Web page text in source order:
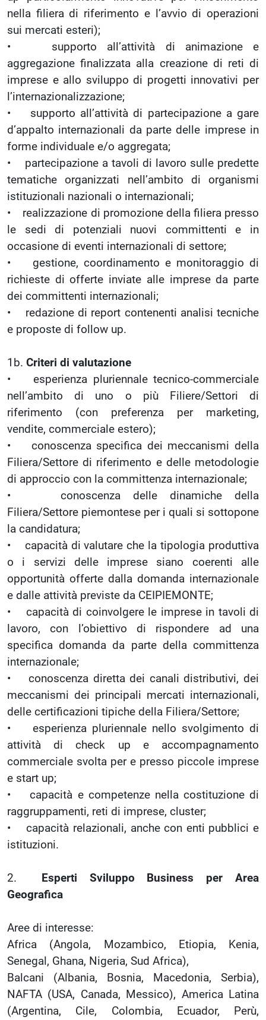
nella filiera di riferimento e l’avvio di operazioni
sui mercati esteri);
• supporto all’attività di animazione e
aggregazione finalizzata alla creazione di reti di
imprese e allo sviluppo di progetti innovativi per
l’internazionalizzazione;
• supporto all’attività di partecipazione a gare
d’appalto internazionali da parte delle imprese in
forme individuale e/o aggregata;
• partecipazione a tavoli di lavoro sulle predette
tematiche organizzati nell’ambito di organismi
istituzionali nazionali o internazionali;
• realizzazione di promozione della filiera presso
le sedi di potenziali nuovi committenti e in
occasione di eventi internazionali di settore;
• gestione, coordinamento e monitoraggio di
richieste di offerte inviate alle imprese da parte
dei committenti internazionali;
• redazione di report contenenti analisi tecniche
e proposte di follow up.
1b. Criteri di valutazione
• esperienza pluriennale tecnico-commerciale
nell’ambito di uno o più Filiere/Settori di
riferimento (con preferenza per marketing,
vendite, commerciale estero);
• conoscenza specifica dei meccanismi della
Filiera/Settore di riferimento e delle metodologie
di approccio con la committenza internazionale;
• conoscenza delle dinamiche della
Filiera/Settore piemontese per i quali si sottopone
la candidatura;
• capacità di valutare che la tipologia produttiva
o i servizi delle imprese siano coerenti alle
opportunità offerte dalla domanda internazionale
e dalle attività previste da CEIPIEMONTE;
• capacità di coinvolgere le imprese in tavoli di
lavoro, con l’obiettivo di rispondere ad una
specifica domanda da parte della committenza
internazionale;
• conoscenza diretta dei canali distributivi, dei
meccanismi dei principali mercati internazionali,
delle certificazioni tipiche della Filiera/Settore;
• esperienza pluriennale nello svolgimento di
attività di check up e accompagnamento
commerciale svolta per e presso piccole imprese
e start up;
• capacità e competenze nella costituzione di
raggruppamenti, reti di imprese, cluster;
• capacità relazionali, anche con enti pubblici e
istituzioni.
2. Esperti Sviluppo Business per Area
Geografica
Aree di interesse:
Africa (Angola, Mozambico, Etiopia, Kenia,
Senegal, Ghana, Nigeria, Sud Africa),
Balcani (Albania, Bosnia, Macedonia, Serbia),
NAFTA (USA, Canada, Messico), America Latina
(Argentina, Cile, Colombia, Ecuador, Perù,